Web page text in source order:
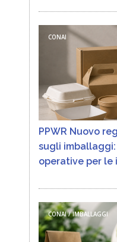
CONAI
PPWR Nuovo
sugli
operative per le
CONAI / IMBALLAGGI